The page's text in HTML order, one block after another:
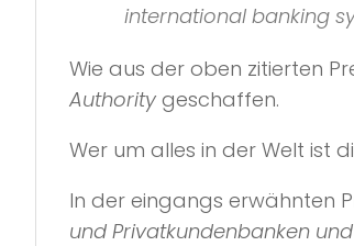
international banking
Wie aus der oben zitierten
Authority geschaffen.
Wer um alles in der Welt ist
In der eingangs erwähnten
und Privatkundenbanken